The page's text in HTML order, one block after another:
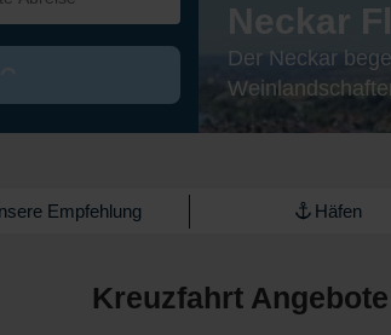
Neckar
Der Neckar
Empfehlung Häfen
Kreuzfahrt